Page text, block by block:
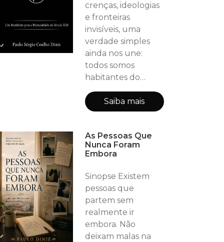
crenças, ideologias
e fronteiras
invisíveis, uma
verdade simples
ainda nos une:
todos somos
habitantes do
mesmo planeta.
Orgulho de Ser
Terráqueo é um
sobre identidade,
existência e
uma abordagem
provocadora e
acessível, a obra
questiona o que
realmente nos
define — e o que
Saiba mais
As Pessoas Que
Nunca Foram
Embora
Sinopse Existem
pessoas que
partem sem
realmente ir
embora. Não
deixam malas na